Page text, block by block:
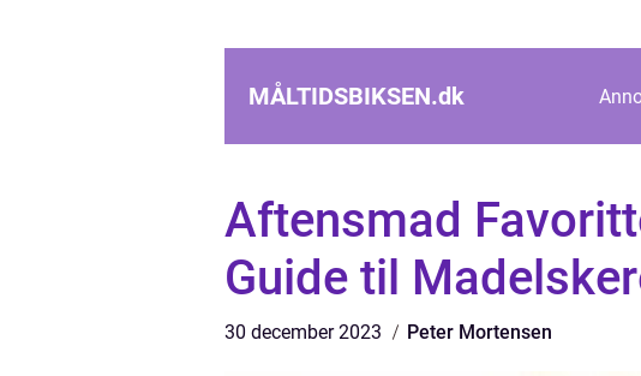
MÅLTIDSBIKSEN.dk
Aftensmad
Guide til
30 december 2023 Peter Mortensen